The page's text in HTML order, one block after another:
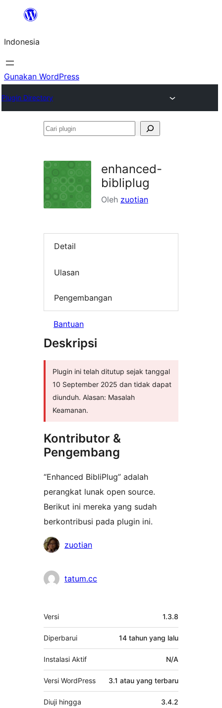
Lewati
konten
Indonesia
Gunakan WordPress
Plugin Directory
Cari
enhanced-
bibliplug
Oleh zuotian
Detail
Ulasan
Pengembangan
Bantuan
Deskripsi
Plugin ini telah ditutup sejak tanggal
10 September 2025 dan tidak dapat
diunduh. Alasan: Masalah
Keamanan.
Kontributor &
Pengembang
“Enhanced BibliPlug” adalah
perangkat lunak open source.
Berikut ini mereka yang sudah
berkontribusi pada plugin ini.
Kontributor
zuotian
tatum.cc
Meta
Versi 1.3.8
Diperbarui 14 tahun yang lalu
Instalasi Aktif N/A
Versi WordPress 3.1 atau yang terbaru
Diuji hingga 3.4.2